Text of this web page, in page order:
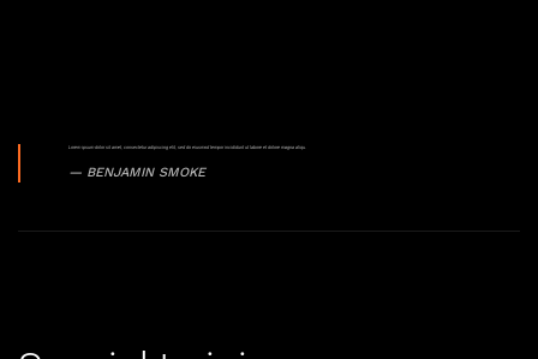
Lorem ipsum dolor sit amet, consectetur adipiscing elit, sed do eiusmod tempor incididunt ut labore et dolore magna aliqu.
BENJAMIN SMOKE